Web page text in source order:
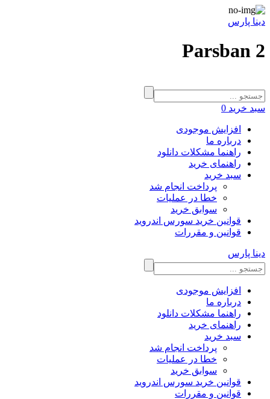
دینا پارس
Parsban 2
سبد خرید 0
افزایش موجودی
درباره ما
راهنما مشکلات دانلود
راهنمای خرید
سبد خرید
پرداخت انجام شد
خطا در عملیات
سوابق خرید
قوانین خرید سورس اندروید
قوانین و مقررات
دینا پارس
افزایش موجودی
درباره ما
راهنما مشکلات دانلود
راهنمای خرید
سبد خرید
پرداخت انجام شد
خطا در عملیات
سوابق خرید
قوانین خرید سورس اندروید
قوانین و مقررات